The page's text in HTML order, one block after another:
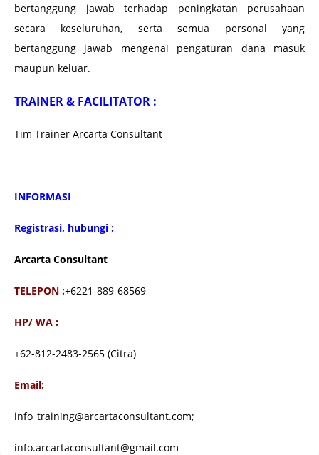
bertanggung jawab terhadap peningkatan perusahaan
secara keseluruhan, serta semua personal yang
bertanggung jawab mengenai pengaturan dana masuk
maupun keluar.
TRAINER & FACILITATOR :
Tim Trainer Arcarta Consultant
INFORMASI
Registrasi, hubungi :
Arcarta Consultant
TELEPON :+6221-889-68569
HP/ WA :
+62-812-2483-2565 (Citra)
Email:
info_training@arcartaconsultant.com;
info.arcartaconsultant@gmail.com